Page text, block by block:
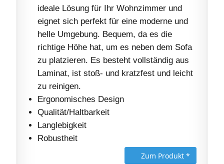
ideale Lösung für Ihr Wohnzimmer und
eignet sich perfekt für eine moderne und
helle Umgebung. Bequem, da es die
richtige Höhe hat, um es neben dem Sofa
zu platzieren. Es besteht vollständig aus
Laminat, ist stoß- und kratzfest und leicht
zu reinigen.
Ergonomisches Design
Qualität/Haltbarkeit
Langlebigkeit
Robustheit
Zum Produkt *